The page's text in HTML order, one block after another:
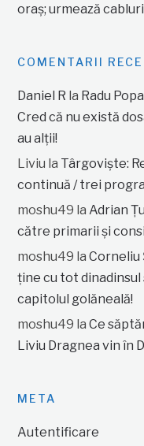
oraș; urmează
COMENTARII
Daniel R la Radu
Cred că nu există
au alții!
Liviu la Târgoviște:
continuă / trei
moshu49 laAdrian
către primarii și
moshu49 laCorneliu
ține cu tot dinadinsul
capitolul golăneală!
moshu49 laCe
Liviu Dragnea vin în
META
Autentificare